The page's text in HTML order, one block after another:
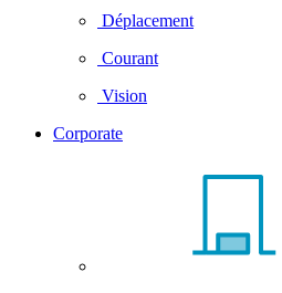
Déplacement
Courant
Vision
Corporate